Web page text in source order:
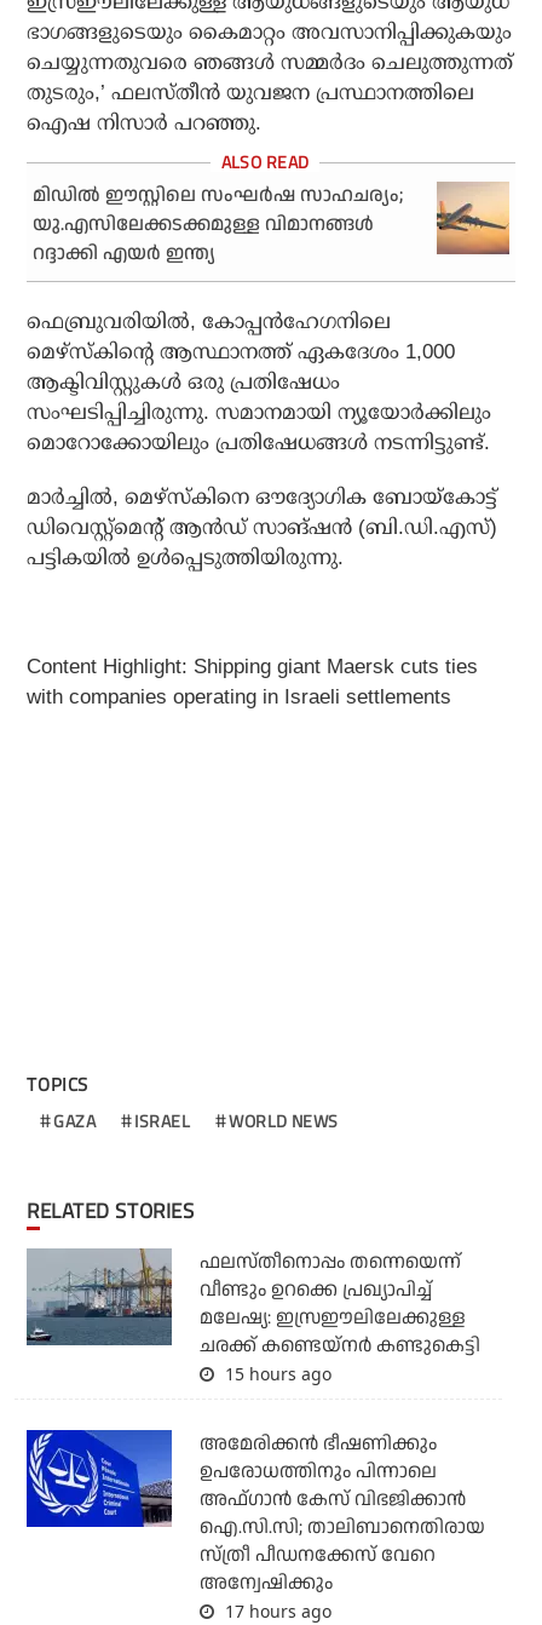
ഭാഗങ്ങളുടെയും കൈമാറ്റം അവസാനിപ്പിക്കുകയും
ചെയ്യുന്നതുവരെ ഞങ്ങൾ സമ്മർദം ചെലുത്തുന്നത്
തുടരും,’ ഫലസ്തീൻ യുവജന പ്രസ്ഥാനത്തിലെ
ഐഷ നിസാർ പറഞ്ഞു.
മിഡില്‍ ഈസ്റ്റിലെ സംഘര്‍ഷ സാഹചര്യം;
യു.എസിലേക്കടക്കമുള്ള വിമാനങ്ങള്‍
റദ്ദാക്കി എയര്‍ ഇന്ത്യ
ഫെബ്രുവരിയിൽ, കോപ്പൻഹേഗനിലെ
മെഴ്‌സ്‌കിന്റെ ആസ്ഥാനത്ത് ഏകദേശം 1,000
ആക്ടിവിസ്റ്റുകൾ ഒരു പ്രതിഷേധം
സംഘടിപ്പിച്ചിരുന്നു. സമാനമായി ന്യൂയോർക്കിലും
മൊറോക്കോയിലും പ്രതിഷേധങ്ങൾ നടന്നിട്ടുണ്ട്.
മാർച്ചിൽ, മെഴ്‌സ്‌കിനെ ഔദ്യോഗിക ബോയ്‌കോട്ട്
ഡിവെസ്റ്റ്‌മെന്റ് ആൻഡ് സാങ്ഷൻ (ബി.ഡി.എസ്)
പട്ടികയിൽ ഉൾപ്പെടുത്തിയിരുന്നു.
Content Highlight: Shipping giant Maersk cuts ties
with companies operating in Israeli settlements
TOPICS
GAZA ISRAEL WORLD NEWS
RELATED STORIES
ഫലസ്തീനൊപ്പം തന്നെയെന്ന്
വീണ്ടും ഉറക്കെ പ്രഖ്യാപിച്ച്
മലേഷ്യ: ഇസ്രഈലിലേക്കുള്ള
ചരക്ക് കണ്ടെയ്‌നര്‍ കണ്ടുകെട്ടി
15 hours ago
അമേരിക്കന്‍ ഭീഷണിക്കും
ഉപരോധത്തിനും പിന്നാലെ
അഫ്ഗാന്‍ കേസ് വിഭജിക്കാന്‍
ഐ.സി.സി; താലിബാനെതിരായ
സ്ത്രീ പീഡനക്കേസ് വേറെ
അന്വേഷിക്കും
17 hours ago